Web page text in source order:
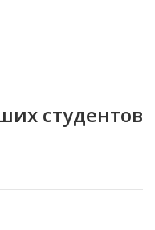
студентов